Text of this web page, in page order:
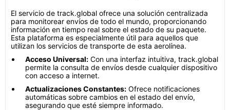
El servicio de track.global ofrece una solución centralizada
para monitorear envíos de todo el mundo, proporcionando
información en tiempo real sobre el estado de su paquete.
Esta plataforma es especialmente útil para aquellos que
utilizan los servicios de transporte de esta aerolínea.
Acceso Universal: Con una interfaz intuitiva, track.global
permite la consulta de envíos desde cualquier dispositivo
con acceso a internet.
Actualizaciones Constantes: Ofrece notificaciones
automáticas sobre cambios en el estado del envío,
asegurando que esté siempre informado.